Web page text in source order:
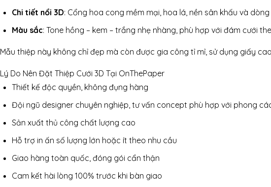
Chi tiết nổi 3D: Cổng hoa cong mềm mại, hoa lá, nền sân khấu và
Màu sắc: Tone hồng – kem – trắng nhẹ nhàng, phù hợp với đám cưới
Mẫu thiệp này không chỉ đẹp mà còn được gia công tỉ mỉ, sử dụng giấy
Lý Do Nên Đặt Thiệp Cưới 3D Tại OnThePaper
Thiết kế độc quyền, không đụng hàng
Đội ngũ designer chuyên nghiệp, tư vấn concept phù hợp với phong
Sản xuất thủ công chất lượng cao
Hỗ trợ in ấn số lượng lớn hoặc ít theo nhu cầu
Giao hàng toàn quốc, đóng gói cẩn thận
Cam kết hài lòng 100% trước khi bàn giao